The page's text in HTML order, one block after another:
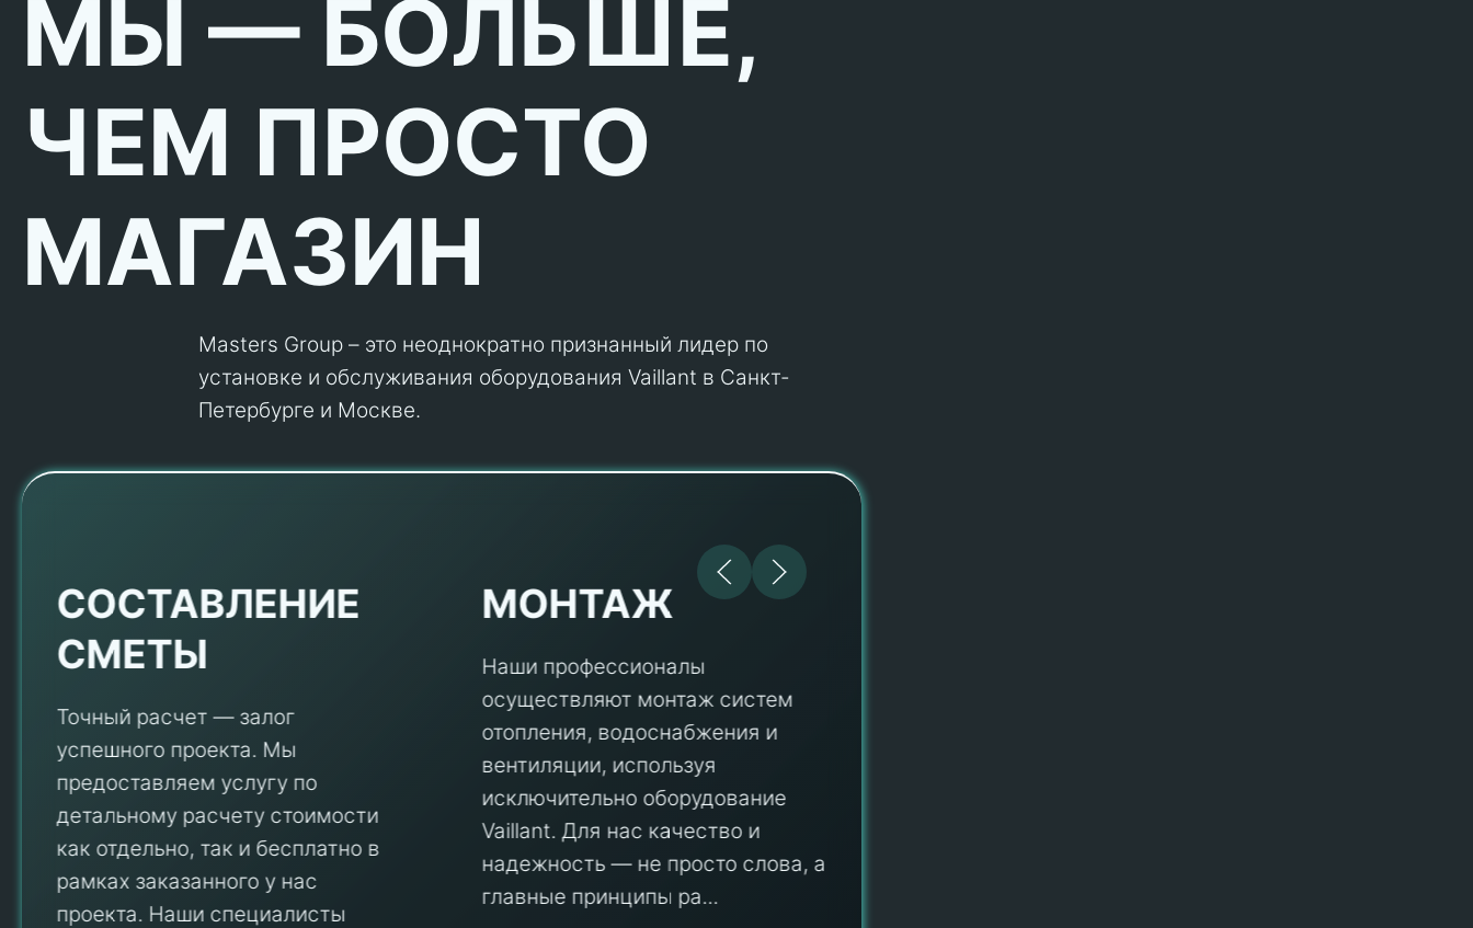
МЫ — БОЛЬШЕ,
ЧЕМ ПРОСТО
МАГАЗИН
Masters Group – это неоднократно признанный лидер по
установке и обслуживания оборудования Vaillant в Санкт-
Петербурге и Москве.
СОСТАВЛЕНИЕ
СМЕТЫ
Точный расчет — залог
успешного проекта. Мы
предоставляем услугу по
детальному расчету стоимости
как отдельно, так и бесплатно в
рамках заказанного у нас
проекта. Наши специалисты
МОНТАЖ
Наши профессионалы
осуществляют монтаж систем
отопления, водоснабжения и
вентиляции, используя
исключительно оборудование
Vaillant. Для нас качество и
надежность — не просто слова, а
главные принципы ра...